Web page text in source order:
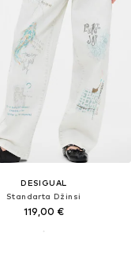
DESIGUAL
Standarta Džinsi
119,00 €